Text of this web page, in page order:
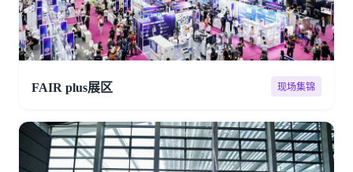
FAIR plus展区 现场集锦